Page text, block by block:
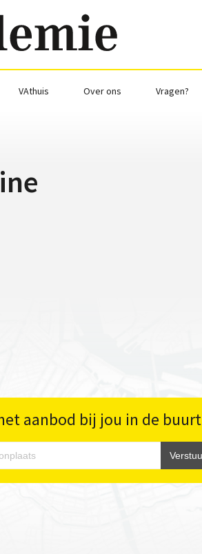
VAthuis Over ons Vragen?
aanbod bij jou in de buurt